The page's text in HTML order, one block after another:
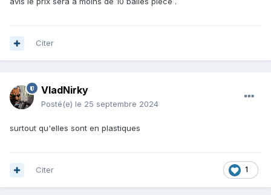
Citer
VladNirky
Posté(e) le 25 septembre 2024
surtout qu'elles sont en plastiques
1
Citer